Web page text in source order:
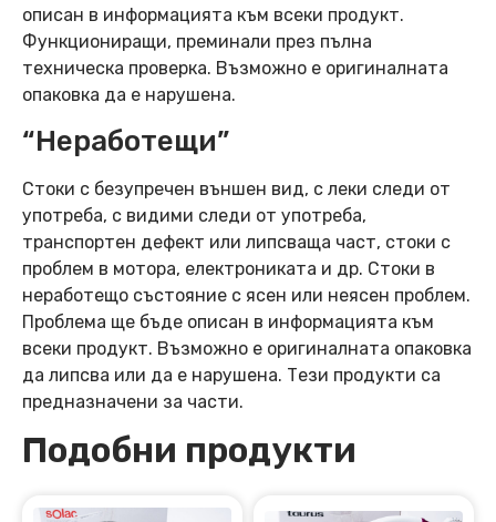
описан в информацията към всеки продукт.
Функциониращи, преминали през пълна
техническа проверка. Възможно е оригиналната
опаковка да е нарушена.
“Неработещи”
Стоки с безупречен външен вид, с леки следи от
употреба, с видими следи от употреба,
транспортен дефект или липсваща част, стоки с
проблем в мотора, електрониката и др. Стоки в
неработещо състояние с ясен или неясен проблем.
Проблема ще бъде описан в информацията към
всеки продукт. Възможно е оригиналната опаковка
да липсва или да е нарушена. Тези продукти са
предназначени за части.
Подобни продукти